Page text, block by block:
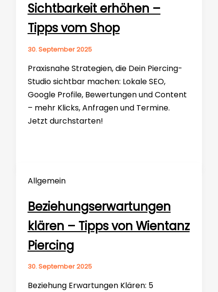
Sichtbarkeit erhöhen –
Tipps vom Shop
30. September 2025
Praxisnahe Strategien, die Dein Piercing-
Studio sichtbar machen: Lokale SEO,
Google Profile, Bewertungen und Content
– mehr Klicks, Anfragen und Termine.
Jetzt durchstarten!
Allgemein
Beziehungserwartungen
klären – Tipps von Wientanz
Piercing
30. September 2025
Beziehung Erwartungen Klären: 5